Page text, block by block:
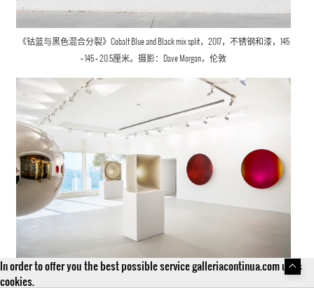
《钴蓝与黑色混合分裂》 Cobalt Blue and Black mix split， 2017，不锈钢和漆，145
× 145 × 20.5厘米。摄影：Dave Morgan，伦敦
展览现场图，常青画廊快闪展览空间，阿拉伯塔，迪拜，2021，摄影：
In order to offer you the best possible service galleriacontinua.com uses
cookies.